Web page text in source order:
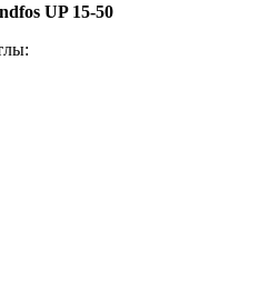
UP 15-50